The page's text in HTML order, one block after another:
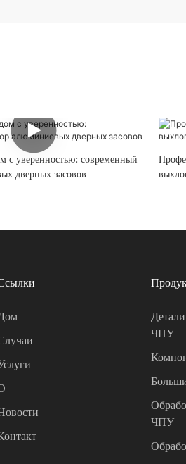
с уверенностью: современный
дверных засовов
ЧПУ
ЧПУ